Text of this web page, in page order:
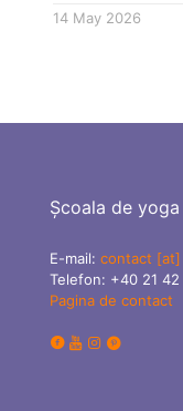
14 May 2026
Școala de yoga
E-mail: contact [at]
Telefon: +40 21
Pagina de contact